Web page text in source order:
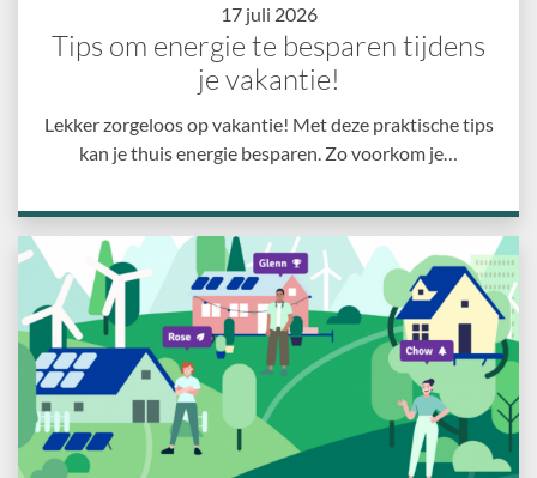
17 juli 2026
Tips om energie te besparen tijdens
je vakantie!
Lekker zorgeloos op vakantie! Met deze praktische tips
kan je thuis energie besparen. Zo voorkom je…